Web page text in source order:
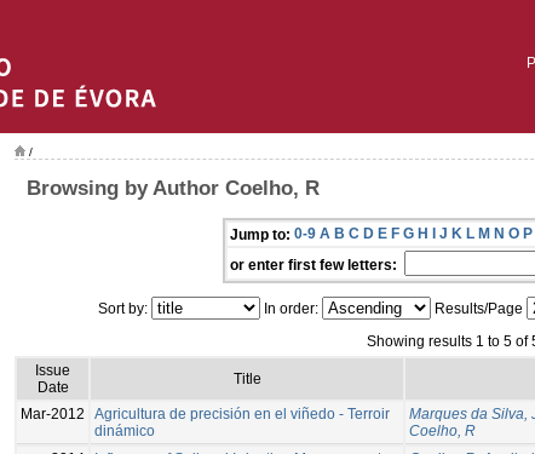
/
Browsing by Author Coelho, R
Jump to: 0-9 A B C D E F G H I J K L M N O P
or enter first few letters:
Sort by: In order: Results/Page
Showing results 1 to 5 of
Issue
Date
Title
Mar-2012
Agricultura de precisión en el viñedo - Terroir
dinámico
Marques da Silva,
Coelho, R